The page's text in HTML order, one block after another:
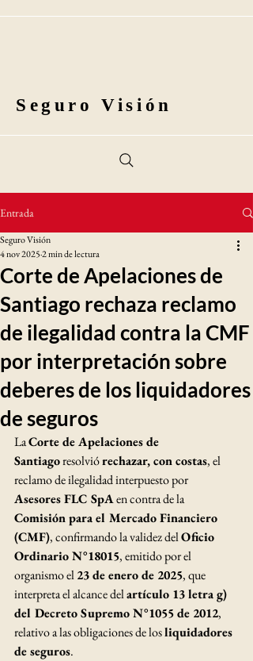
Seguro Visión
Entrada
Corte de Apelaciones de
Santiago rechaza reclamo
de ilegalidad contra la CMF
por interpretación sobre
deberes de los liquidadores
de seguros
Seguro Visión
4 nov 20252 min de lectura
La Corte de Apelaciones de
Santiago resolvió rechazar, con costas, el
reclamo de ilegalidad interpuesto por
Asesores FLC SpA en contra de la
Comisión para el Mercado Financiero
(CMF), confirmando la validez del Oficio
Ordinario N°18015, emitido por el
organismo el 23 de enero de 2025, que
interpreta el alcance del artículo 13 letra g)
del Decreto Supremo N°1055 de 2012,
relativo a las obligaciones de los liquidadores
de seguros.